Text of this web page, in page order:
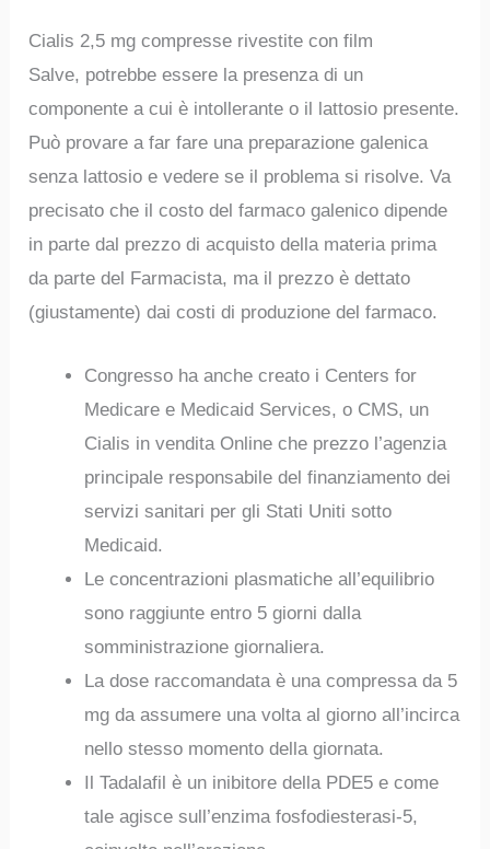
Cialis 2,5 mg compresse rivestite con film
Salve, potrebbe essere la presenza di un
componente a cui è intollerante o il lattosio presente.
Può provare a far fare una preparazione galenica
senza lattosio e vedere se il problema si risolve. Va
precisato che il costo del farmaco galenico dipende
in parte dal prezzo di acquisto della materia prima
da parte del Farmacista, ma il prezzo è dettato
(giustamente) dai costi di produzione del farmaco.
Congresso ha anche creato i Centers for
Medicare e Medicaid Services, o CMS, un
Cialis in vendita Online che prezzo l’agenzia
principale responsabile del finanziamento dei
servizi sanitari per gli Stati Uniti sotto
Medicaid.
Le concentrazioni plasmatiche all’equilibrio
sono raggiunte entro 5 giorni dalla
somministrazione giornaliera.
La dose raccomandata è una compressa da 5
mg da assumere una volta al giorno all’incirca
nello stesso momento della giornata.
Il Tadalafil è un inibitore della PDE5 e come
tale agisce sull’enzima fosfodiesterasi-5,